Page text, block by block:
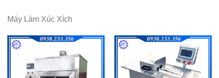
Máy Làm Xúc Xích